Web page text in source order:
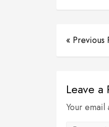
« Previous
Leave a
Your